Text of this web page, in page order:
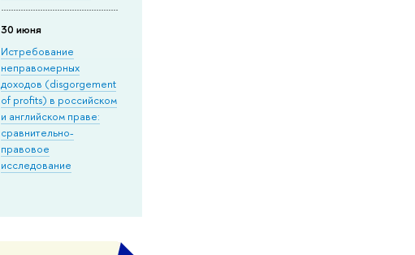
30 июня
Истребование
неправомерных
доходов (disgorgement
of profits) в российском
и английском праве:
сравнительно-
правовое
исследование